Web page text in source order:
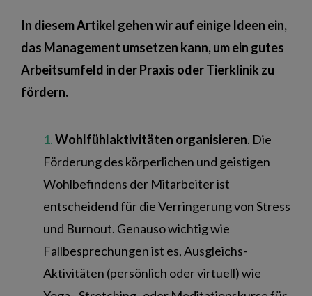
In diesem Artikel gehen wir auf einige Ideen ein,
das Management umsetzen kann, um ein gutes
Arbeitsumfeld in der Praxis oder Tierklinik zu
fördern.
Wohlfühlaktivitäten organisieren. Die
Förderung des körperlichen und geistigen
Wohlbefindens der Mitarbeiter ist
entscheidend für die Verringerung von Stress
und Burnout. Genauso wichtig wie
Fallbesprechungen ist es, Ausgleichs-
Aktivitäten (persönlich oder virtuell) wie